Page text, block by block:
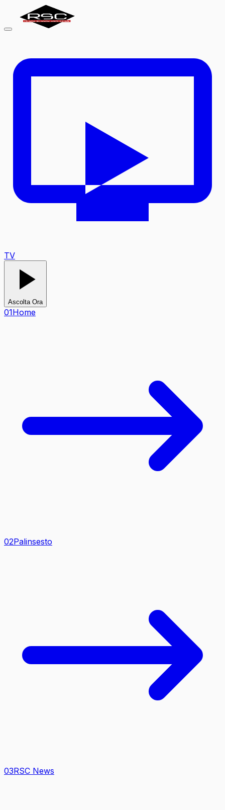
Ascolta Ora
01Home
02Palinsesto
03RSC News